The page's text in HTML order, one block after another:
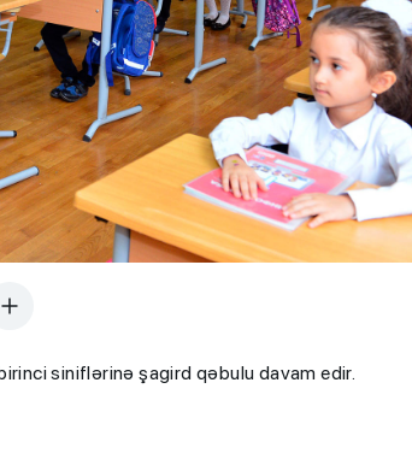
siniflərinə şagird qəbulu davam edir.